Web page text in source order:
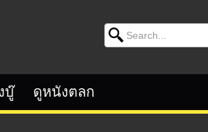
Search for:
บู๊ ดูหนังตลก